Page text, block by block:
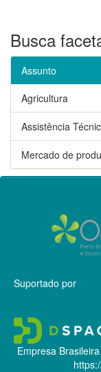
Busca
Assunto
Agricultura
Assistência
Mercado de
Suportado por
Empresa